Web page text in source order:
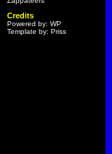
Credits
Powered by: WP
Template by: Priss